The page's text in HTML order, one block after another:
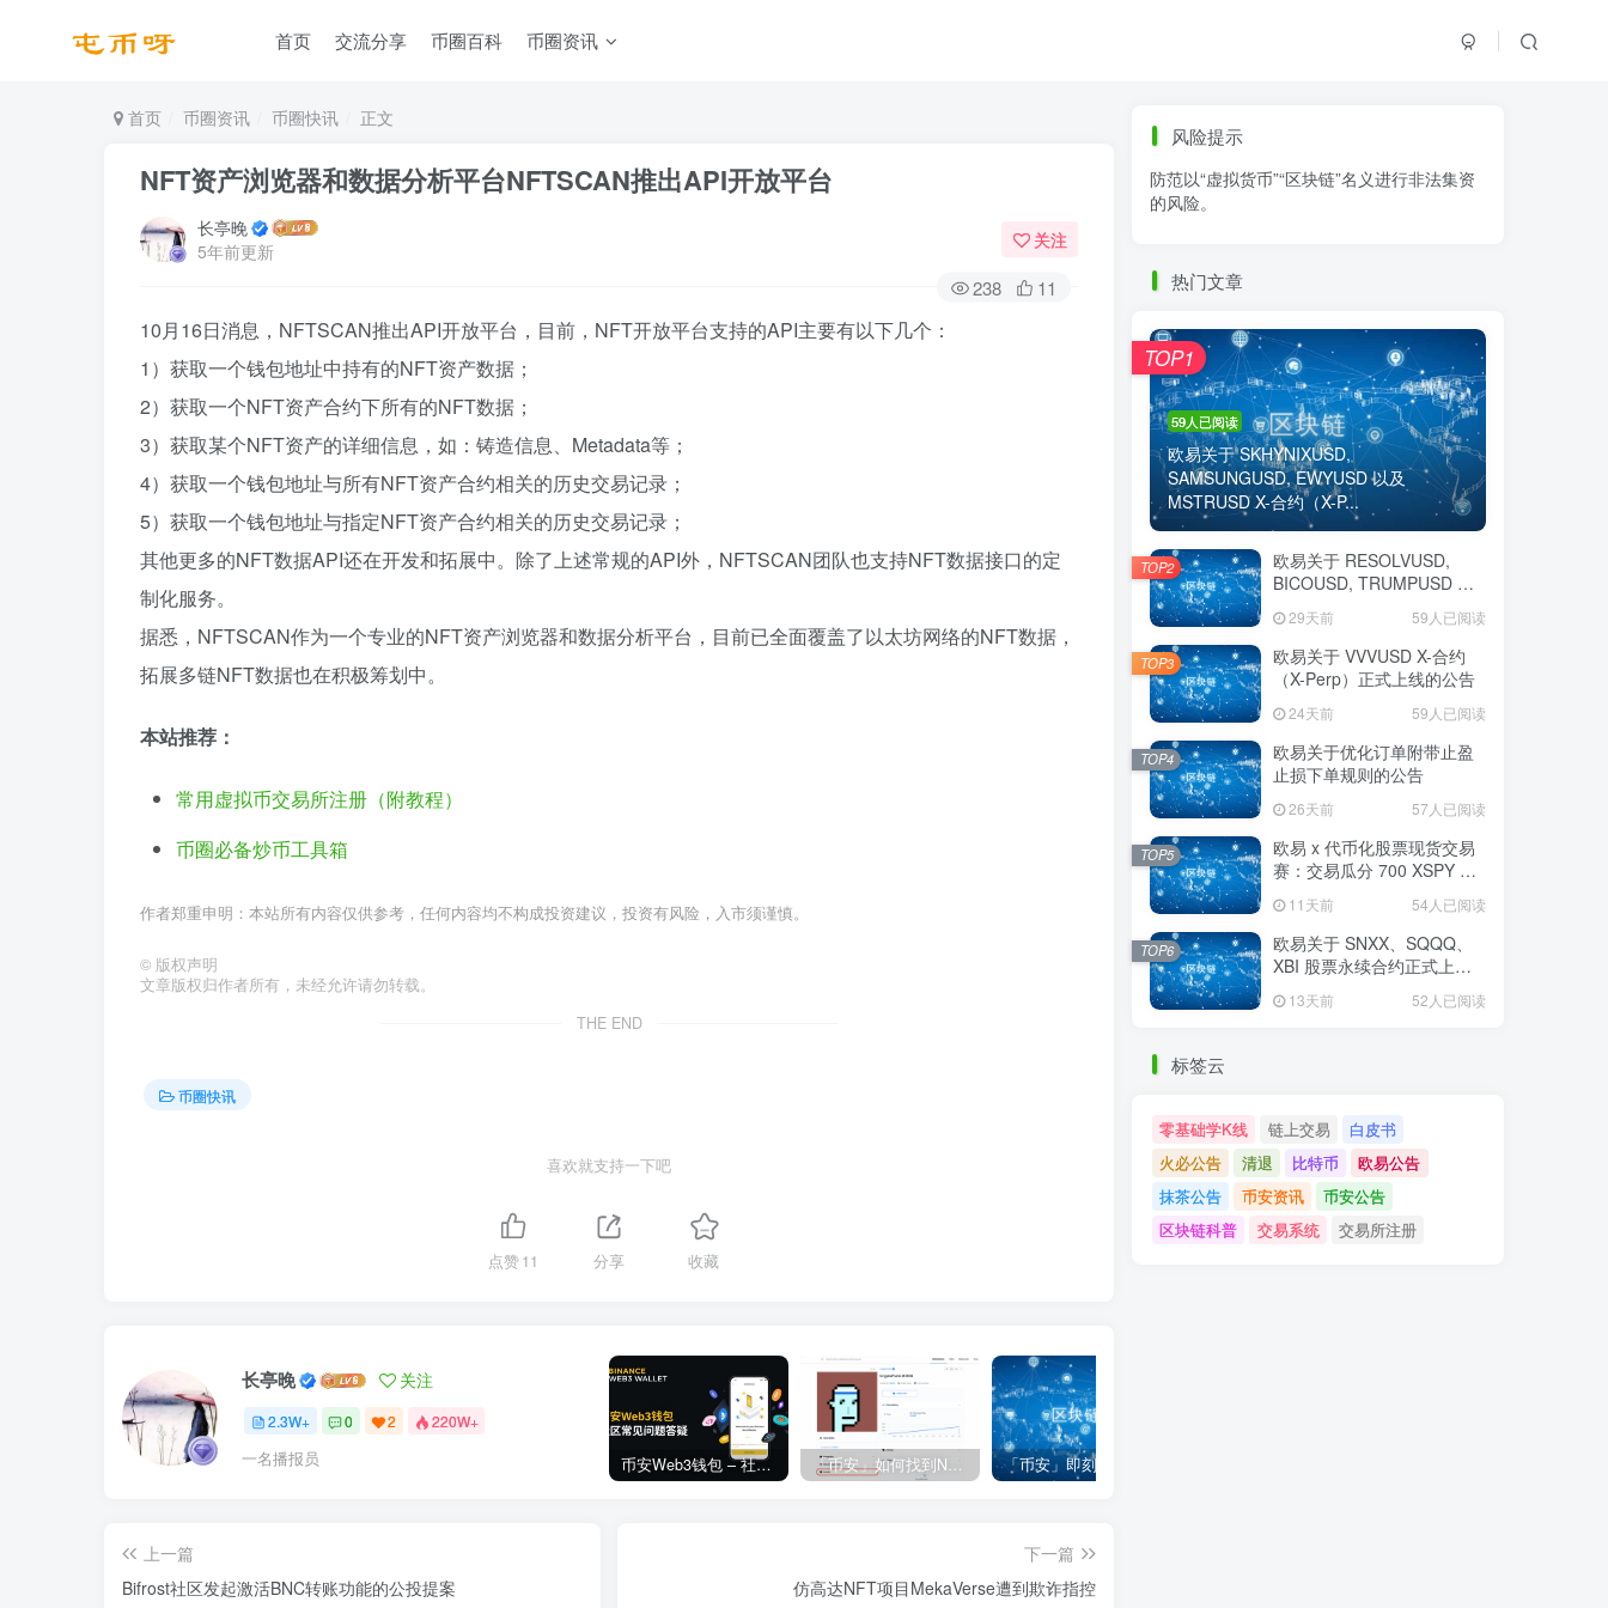
首页 交流分享 币圈百科 币圈资讯
首页 币圈资讯 币圈快讯 正文
NFT资产浏览器和数据分析平台NFTSCAN推出API开放平台
长亭晚
5年前更新
关注
238 11
10月16日消息，NFTSCAN推出API开放平台，目前，NFT开放平台支持的API主要有以下几个：
1）获取一个钱包地址中持有的NFT资产数据；
2）获取一个NFT资产合约下所有的NFT数据；
3）获取某个NFT资产的详细信息，如：铸造信息、Metadata等；
4）获取一个钱包地址与所有NFT资产合约相关的历史交易记录；
5）获取一个钱包地址与指定NFT资产合约相关的历史交易记录；
其他更多的NFT数据API还在开发和拓展中。除了上述常规的API外，NFTSCAN团队也支持NFT数据接口的定
制化服务。
据悉，NFTSCAN作为一个专业的NFT资产浏览器和数据分析平台，目前已全面覆盖了以太坊网络的NFT数据，
拓展多链NFT数据也在积极筹划中。
本站推荐：
常用虚拟币交易所注册（附教程）
币圈必备炒币工具箱
作者郑重申明：本站所有内容仅供参考，任何内容均不构成投资建议，投资有风险，入市须谨慎。
© 版权声明
文章版权归作者所有，未经允许请勿转载。
THE END
币圈快讯
喜欢就支持一下吧
点赞11 分享 收藏
长亭晚 关注
2.3W+ 0 2 220W+
一名播报员 币安Web3钱包 – 社区常见问题答疑 「币安」如何找到NFT合约地址？
上一篇
Bifrost社区发起激活BNC转账功能的公投提案
下一篇
仿高达NFT项目MekaVerse遭到欺诈指控
零基础学K线 链上交易
白皮书
火必公告
区块链科普
风险提示
防范以“虚拟货币”“区块链”名义进行非法集资
的风险。
热门文章
59人已阅读
欧易关于 SKHYNIXUSD,
SAMSUNGUSD, EWYUSD 以及
MSTRUSD X-合约（X-P...
TOP1
欧易关于 RESOLVUSD,
BICOUSD, TRUMPUSD 以
Perp）正式上线的公告
29天前 59人已阅读
TOP2
欧易关于 VVVUSD X-合约
（X-Perp）正式上线的公告
24天前 59人已阅读
TOP3
欧易关于优化订单附带止盈
止损下单规则的公告
26天前 57人已阅读
TOP4
欧易 x 代币化股票现货交易
赛：交易瓜分 700 XSPY 奖
11天前 54人已阅读
TOP5
欧易关于 SNXX、SQQQ、
XBI 股票永续合约正式上线
13天前 52人已阅读
TOP6
标签云
零基础学K线 链上交易
白皮书
火必公告
清退 比特币
欧易公告
抹茶公告
币安资讯
币安公告
区块链科普
交易系统 交易所注册